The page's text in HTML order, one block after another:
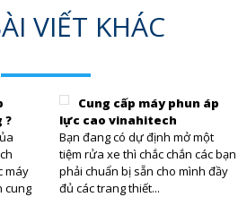
VIẾT KHÁC
?
máy
cung
Cung cấp máy phun áp
lực cao vinahitech
Bạn đang có dự định mở một
tiệm rửa xe thì chắc chắn các bạn
phải chuẩn bị sẵn cho mình đầy
đủ các trang thiết...